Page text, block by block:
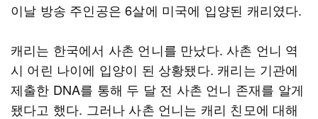
이날 방송 주인공은 6살에 미국에 입양된 캐리였다.
캐리는 한국에서 사촌 언니를 만났다. 사촌 언니 역
시 어린 나이에 입양이 된 상황됐다. 캐리는 기관에
제출한 DNA를 통해 두 달 전 사촌 언니 존재를 알게
됐다고 했다. 그러나 사촌 언니는 캐리 친모에 대해